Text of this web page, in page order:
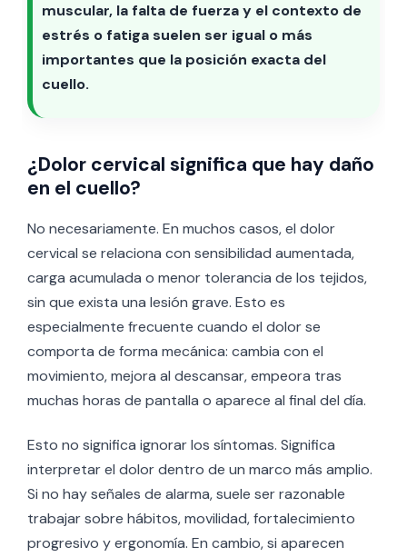
muscular, la falta de fuerza y el contexto de
estrés o fatiga suelen ser igual o más
importantes que la posición exacta del
cuello.
¿Dolor cervical significa que hay daño
en el cuello?
No necesariamente. En muchos casos, el dolor
cervical se relaciona con sensibilidad aumentada,
carga acumulada o menor tolerancia de los tejidos,
sin que exista una lesión grave. Esto es
especialmente frecuente cuando el dolor se
comporta de forma mecánica: cambia con el
movimiento, mejora al descansar, empeora tras
muchas horas de pantalla o aparece al final del día.
Esto no significa ignorar los síntomas. Significa
interpretar el dolor dentro de un marco más amplio.
Si no hay señales de alarma, suele ser razonable
trabajar sobre hábitos, movilidad, fortalecimiento
progresivo y ergonomía. En cambio, si aparecen